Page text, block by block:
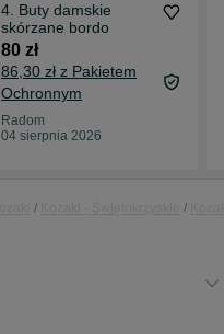
4. Buty damskie
skórzane bordo
80 zł
86,30 zł z Pakietem
Ochronnym
Radom
04 sierpnia 2026